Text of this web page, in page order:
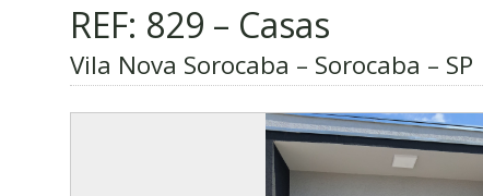
REF: 829 – Casas
Vila Nova Sorocaba – Sorocaba – SP